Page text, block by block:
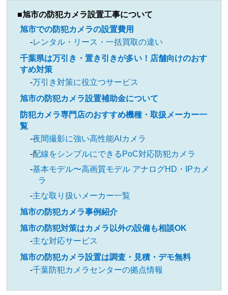
旭市の防犯カメラ設置工事について
旭市での防犯カメラの設置費用
レンタル・リース・一括買取の違い
千葉県は万引き・置き引きが多い！店舗向けのおす
すめ対策
万引き対策に役立つサービス
旭市の防犯カメラ設置補助金について
防犯カメラ専門店のおすすめ機種・取扱メーカー一
覧
夜間撮影に強い高性能AIカメラ
配線をシンプルにできるPoC対応防犯カメラ
基本モデル〜高画質モデル アナログHD・IPカメ
ラ
主な取り扱いメーカー一覧
旭市の防犯カメラ事例紹介
旭市の防犯対策はカメラ以外の設備も相談OK
主な対応サービス
旭市の防犯カメラ設置は調査・見積・デモ無料
千葉防犯カメラセンターの拠点情報